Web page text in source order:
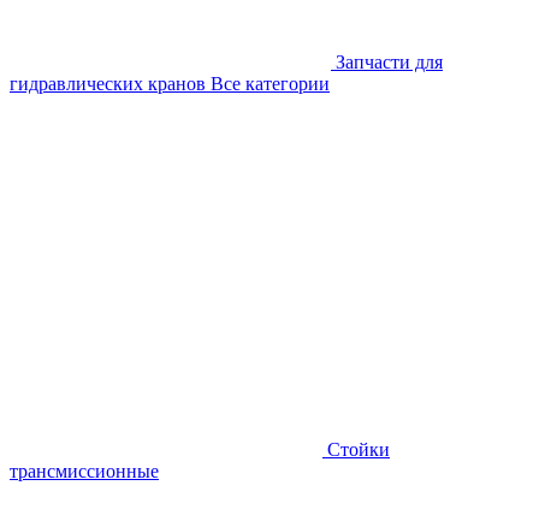
Запчасти для
гидравлических кранов Все категории
Стойки
трансмиссионные